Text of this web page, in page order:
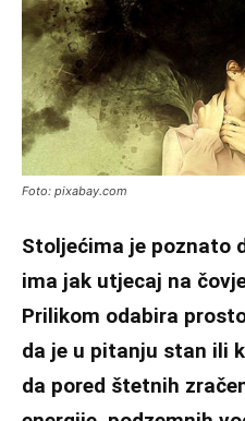
Foto: pixabay.com
Stoljećima je poznato
ima jak utjecaj na
Prilikom odabira
da je u pitanju stan ili
da pored štetnih